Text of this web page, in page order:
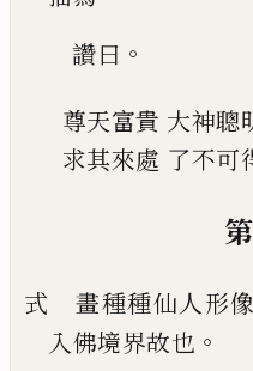
讚曰 。
尊天富貴 大神聰
求其來處 了不可
式 畫種種仙人形像
入佛境界故也 。